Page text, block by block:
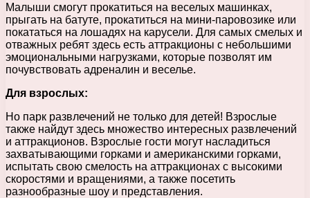
Малыши смогут прокатиться на веселых машинках,
прыгать на батуте, прокатиться на мини-паровозике или
покататься на лошадях на карусели. Для самых смелых и
отважных ребят здесь есть аттракционы с небольшими
эмоциональными нагрузками, которые позволят им
почувствовать адреналин и веселье.
Для взрослых:
Но парк развлечений не только для детей! Взрослые
также найдут здесь множество интересных развлечений
и аттракционов. Взрослые гости могут насладиться
захватывающими горками и американскими горками,
испытать свою смелость на аттракционах с высокими
скоростями и вращениями, а также посетить
разнообразные шоу и представления.